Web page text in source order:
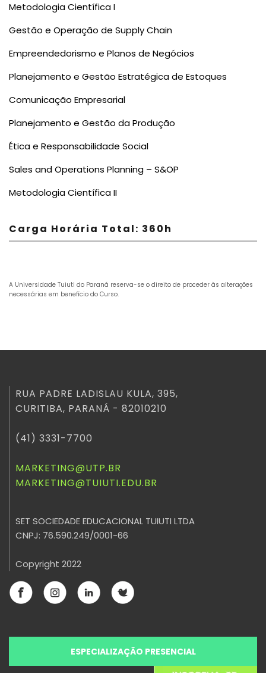
Metodologia Científica I
Gestão e Operação de Supply Chain
Empreendedorismo e Planos de Negócios
Planejamento e Gestão Estratégica de Estoques
Comunicação Empresarial
Planejamento e Gestão da Produção
Ética e Responsabilidade Social
Sales and Operations Planning – S&OP
Metodologia Científica II
Carga Horária Total: 360h
A Universidade Tuiuti do Paraná reserva-se o direito de proceder às alterações
necessárias em benefício do Curso.
RUA PADRE LADISLAU KULA, 395,
CURITIBA, PARANÁ - 82010210
(41) 3331-7700
MARKETING@UTP.BR
MARKETING@TUIUTI.EDU.BR
SET SOCIEDADE EDUCACIONAL TUIUTI LTDA
CNPJ: 76.590.249/0001-66
Copyright 2022
ESPECIALIZAÇÃO PRESENCIAL